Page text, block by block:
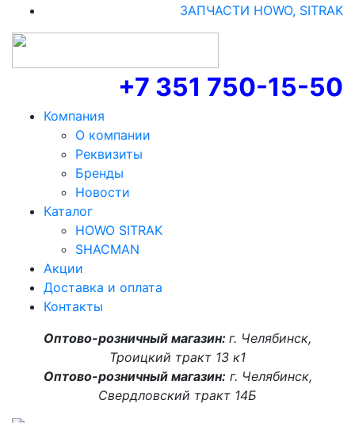
ЗАПЧАСТИ HOWO, SITRAK
+7 351 750-15-50
Компания
О компании
Реквизиты
Бренды
Новости
Каталог
HOWO SITRAK
SHACMAN
Акции
Доставка и оплата
Контакты
Оптово-розничный магазин: г. Челябинск,
Троицкий тракт 13 к1
Оптово-розничный магазин:г. Челябинск,
Свердловский тракт 14Б